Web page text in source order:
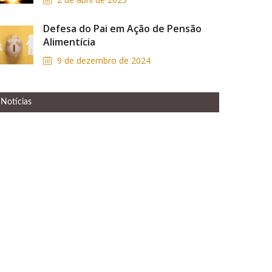
Defesa do Pai em Ação de Pensão
Alimentícia
9 de dezembro de 2024
Notícias